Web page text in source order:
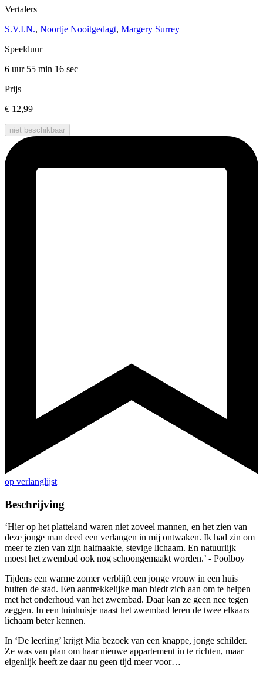
Vertalers
S.V.I.N., Noortje Nooitgedagt, Margery Surrey
Speelduur
6 uur 55 min 16 sec
Prijs
€ 12,99
niet beschikbaar
op verlanglijst
Beschrijving
‘Hier op het platteland waren niet zoveel mannen, en het zien van
deze jonge man deed een verlangen in mij ontwaken. Ik had zin om
meer te zien van zijn halfnaakte, stevige lichaam. En natuurlijk
moest het zwembad ook nog schoongemaakt worden.’ - Poolboy
Tijdens een warme zomer verblijft een jonge vrouw in een huis
buiten de stad. Een aantrekkelijke man biedt zich aan om te helpen
met het onderhoud van het zwembad. Daar kan ze geen nee tegen
zeggen. In een tuinhuisje naast het zwembad leren de twee elkaars
lichaam beter kennen.
In ‘De leerling’ krijgt Mia bezoek van een knappe, jonge schilder.
Ze was van plan om haar nieuwe appartement in te richten, maar
eigenlijk heeft ze daar nu geen tijd meer voor…